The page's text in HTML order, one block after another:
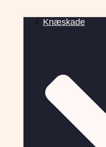
Knæskade